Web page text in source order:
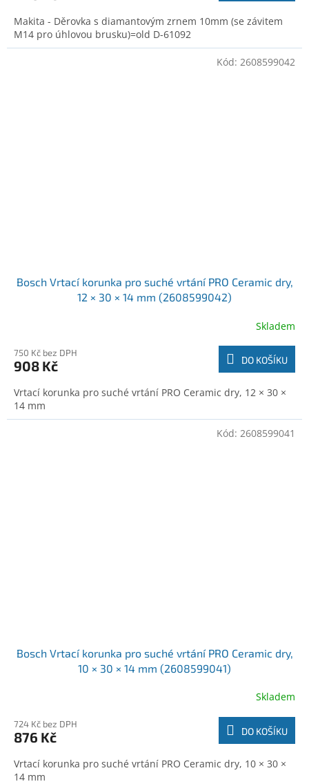
Makita - Děrovka s diamantovým zrnem 10mm (se závitem
M14 pro úhlovou brusku)=old D-61092
Bosch Vrtací korunka pro suché vrtání PRO Ceramic dry,
12 × 30 × 14 mm (2608599042)
Skladem
750 Kč bez DPH
908 Kč DO KOŠÍKU
Vrtací korunka pro suché vrtání PRO Ceramic dry, 12 × 30 ×
14 mm
Kód: 2608599042
Bosch Vrtací korunka pro suché vrtání PRO Ceramic dry,
10 × 30 × 14 mm (2608599041)
Skladem
724 Kč bez DPH
876 Kč DO KOŠÍKU
Vrtací korunka pro suché vrtání PRO Ceramic dry, 10 × 30 ×
14 mm
Kód: 2608599041